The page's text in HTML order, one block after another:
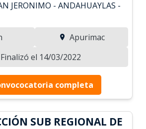
JERONIMO - ANDAHUAYLAS -
Apurimac
Finalizó el 14/03/2022
completa
SUB REGIONAL DE